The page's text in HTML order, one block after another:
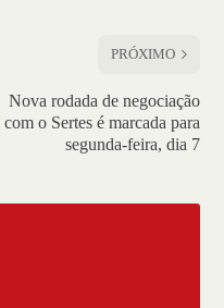
PRÓXIMO
Nova rodada de negociação
com o Sertes é marcada para
segunda-feira, dia 7